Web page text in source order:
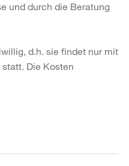
und durch die Beratung
d.h. sie findet nur mit
Die Kosten